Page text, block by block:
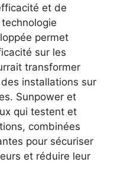
et de
permet
sur les
transformer
installations sur
Sunpower et
qui testent et
combinées
pour sécuriser
et réduire leur